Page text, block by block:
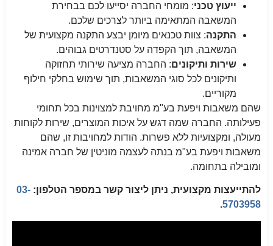
ייעוץ טכני: מומחי החברה יסייעו לכם בבחירת
המשאבה המתאימה ביותר לצרכים שלכם.
התקנה: צוות טכנאים מיומן יבצע התקנה מקצועית של
המשאבה, תוך הקפדה על סטנדרטים גבוהים.
שירות ותיקונים: החברה מציעה שירותי תחזוקה
ותיקונים לכל סוגי המשאבות, תוך שימוש בחלקי חילוף
מקוריים.
שהם משאבות ויפעת בע"מ מחויבת למצוינות בכל תחומי
פעילותה. החברה שמה דגש על איכות המוצרים, שירות לקוחות
מעולה, ומקצועיות ללא פשרות. הודות למחויבות זו, שהם
משאבות ויפעת בע"מ בנתה לעצמה מוניטין של חברה אמינה
ומובילה בתחומה.
להתייעצות מקצועית, ניתן ליצור קשר במספר הטלפון: 03-
5703958
.